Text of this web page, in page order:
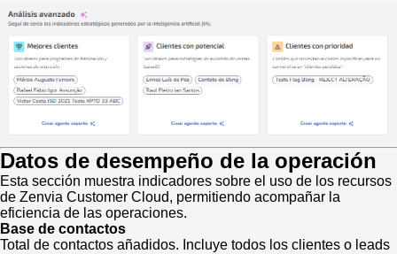
Datos de desempeño de la operación
Esta sección muestra indicadores sobre el uso de los recursos
de Zenvia Customer Cloud, permitiendo acompañar la
eficiencia de las operaciones.
Base de contactos
Total de contactos añadidos. Incluye todos los clientes o leads